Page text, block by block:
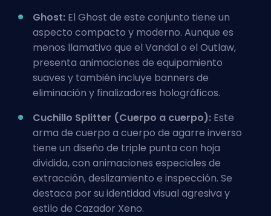
Ghost: El Ghost de este conjunto tiene un
aspecto compacto y moderno. Aunque es
menos llamativo que el Vandal o el Outlaw,
presenta animaciones de equipamiento
suaves y también incluye banners de
eliminación y finalizadores holográficos.
Cuchillo Splitter (Cuerpo a cuerpo): Este
arma de cuerpo a cuerpo de agarre inverso
tiene un diseño de triple punta con hoja
dividida, con animaciones especiales de
extracción, deslizamiento e inspección. Se
destaca por su identidad visual agresiva y
estilo de Cazador Xeno.